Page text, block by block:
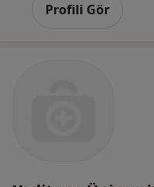
Profili Gör